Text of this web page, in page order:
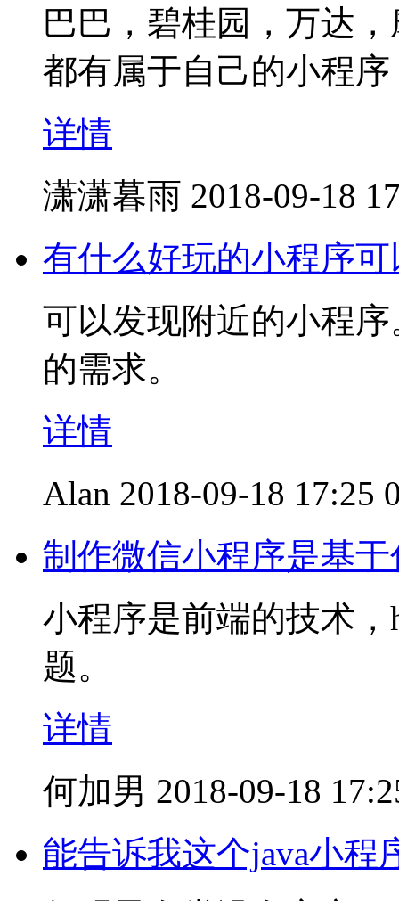
巴巴，碧桂园，万达
都有属于自己的小程序
详情
潇潇暮雨 2018-09-18
有什么好玩的小程序
可以发现附近的小程
的需求。
详情
Alan 2018-09-18 17:25
制作微信小程序是基
小程序是前端的技术
题。
详情
何加男 2018-09-18
能告诉我这个java小程